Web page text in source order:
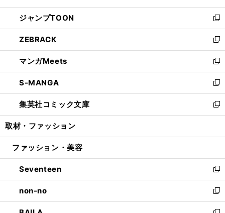
開
く
ウ
で
開
く
ン
ド
ウ
で
開
く
ウ
ィ
ン
ド
ウ
で
開
く
し
い
ウ
ィ
ン
ド
ウ
で
開
く
ジャンプTOON
新
し
い
ウ
ィ
ン
ド
ウ
で
開
ZEBRACK
新
し
い
ウ
ィ
ン
ド
ウ
開
マンガMeets
新
し
い
ウ
ィ
ン
ウ
開
く
S-MANGA
新
し
い
ウ
ン
ウ
で
開
く
集英社コミック文庫
新
し
ウ
ン
ド
ウ
で
開
取材・ファッション
ファッション・美容
Seventeen
新
し
い
ウ
non-no
新
し